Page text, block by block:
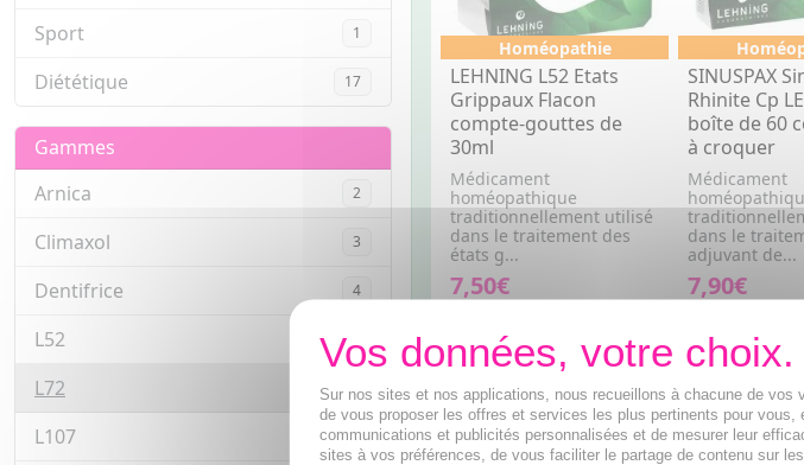
Sport 1
Diététique 17
Gammes
Arnica
2
Climaxol 3
Dentifrice 4
L52
L72 4
L107 2
Homéopathie
LEHNING L52 Etats
Grippaux Flacon
compte-gouttes de
30ml
Médicament
homéopathique
traditionnellement utilisé
dans le traitement des
états g...
7,50€
AJOUTER AU PANIER
SINUSPAX
Rhinite Cp
boîte de 60
à croquer
Médicament
dans le
adjuvant de...
7,90€
AJOUTER
Pour afficher tous les produits
Sur nos sites et nos applications, nous recueillons à chacune de
de vous proposer les offres et services les plus pertinents pour
communications et publicités personnalisées et de mesurer leur
sites à vos préférences, de vous faciliter le partage de contenu sur